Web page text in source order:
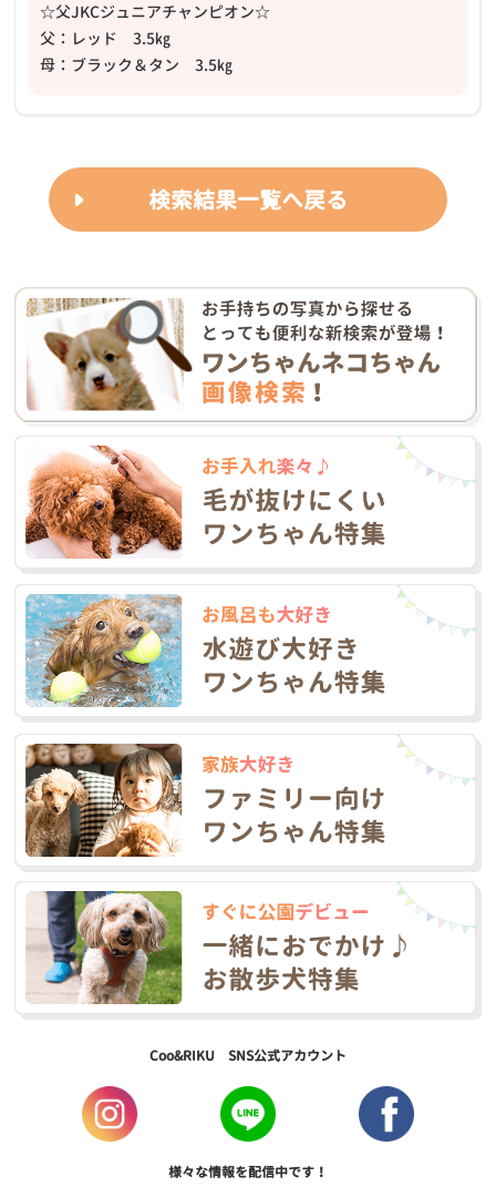
☆父JKCジュニアチャンピオン☆
父：レッド 3.5㎏
母：ブラック＆タン 3.5㎏
検索結果一覧へ戻る
Coo&RIKU SNS公式アカウント
様々な情報を配信中です！